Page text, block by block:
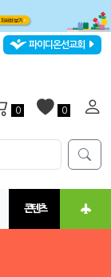
파이디온선교회
0 0
콘텐츠